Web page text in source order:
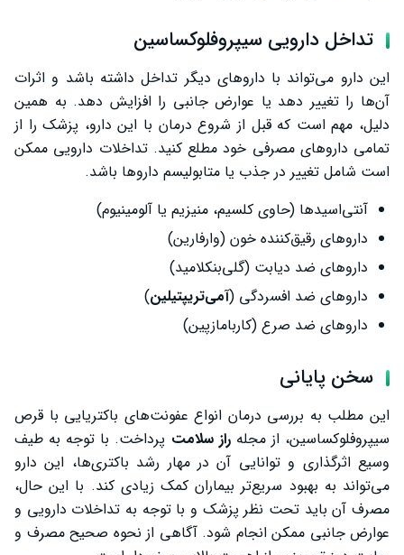
تداخل دارویی سیپروفلوکساسین
این دارو می‌تواند با داروهای دیگر تداخل داشته باشد و اثرات
آن‌ها را تغییر دهد یا عوارض جانبی را افزایش دهد. به همین
دلیل، مهم است که قبل از شروع درمان با این دارو، پزشک را از
تمامی داروهای مصرفی خود مطلع کنید. تداخلات دارویی ممکن
است شامل تغییر در جذب یا متابولیسم داروها باشد.
آنتی‌اسیدها (حاوی کلسیم، منیزیم یا آلومینیوم)
داروهای رقیق‌کننده خون (وارفارین)
داروهای ضد دیابت (گلی‌بنکلامید)
داروهای ضد افسردگی (آمی‌تریپتیلین)
داروهای ضد صرع (کاربامازپین)
سخن پایانی
این مطلب به بررسی درمان انواع عفونت‌های باکتریایی با قرص
سیپروفلوکساسین، از مجلهراز سلامت پرداخت. با توجه به طیف
وسیع اثرگذاری و توانایی آن در مهار رشد باکتری‌ها، این دارو
می‌تواند به بهبود سریع‌تر بیماران کمک زیادی کند. با این حال،
مصرف آن باید تحت نظر پزشک و با توجه به تداخلات دارویی و
عوارض جانبی ممکن انجام شود. آگاهی از نحوه صحیح مصرف و